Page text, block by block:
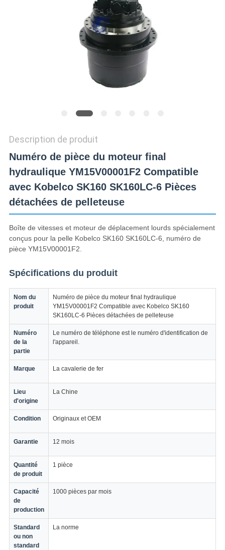
Description de produit
Numéro de pièce du moteur final
hydraulique YM15V00001F2 Compatible
avec Kobelco SK160 SK160LC-6 Pièces
détachées de pelleteuse
Boîte de vitesses et moteur de déplacement lourds spécialement
conçus pour la pelle Kobelco SK160 SK160LC-6, numéro de
pièce YM15V00001F2.
Spécifications du produit
Nom du
produit
Numéro de pièce du moteur final hydraulique
YM15V00001F2 Compatible avec Kobelco SK160
SK160LC-6 Pièces détachées de pelleteuse
Numéro
de la
partie
Le numéro de téléphone est le numéro d'identification de
l'appareil.
Marque La cavalerie de fer
Lieu
d'origine
La Chine
Condition Originaux et OEM
Garantie 12 mois
Quantité
de produit
1 pièce
Capacité
de
production
1000 pièces par mois
Standard
ou non
standard
La norme